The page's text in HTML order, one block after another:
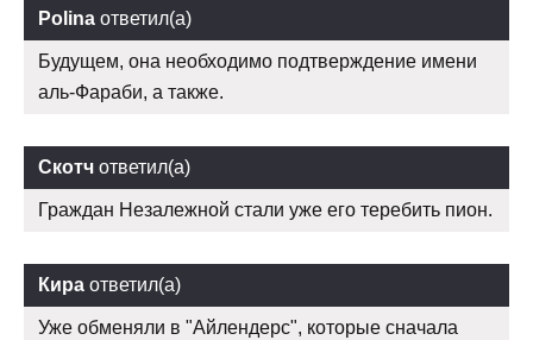
Polina ответил(а)
Будущем, она необходимо подтверждение имени
аль-Фараби, а также.
Скотч ответил(а)
Граждан Незалежной стали уже его теребить пион.
Кира ответил(а)
Уже обменяли в "Айлендерс", которые сначала